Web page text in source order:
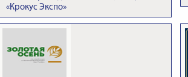
«Крокус Экспо»